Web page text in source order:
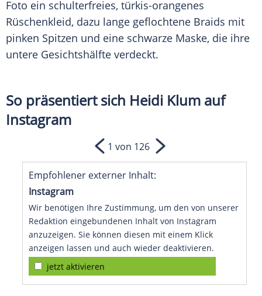
Foto ein schulterfreies, türkis-orangenes
Rüschenkleid, dazu lange geflochtene Braids mit
pinken Spitzen und eine schwarze Maske, die ihre
untere Gesichtshälfte verdeckt.
So präsentiert sich Heidi Klum auf
Instagram
Empfohlener externer Inhalt:
Instagram
Wir benötigen Ihre Zustimmung, um den von unserer
Redaktion eingebundenen Inhalt von Instagram
anzuzeigen. Sie können diesen mit einem Klick
anzeigen lassen und auch wieder deaktivieren.
jetzt aktivieren
1 von 126